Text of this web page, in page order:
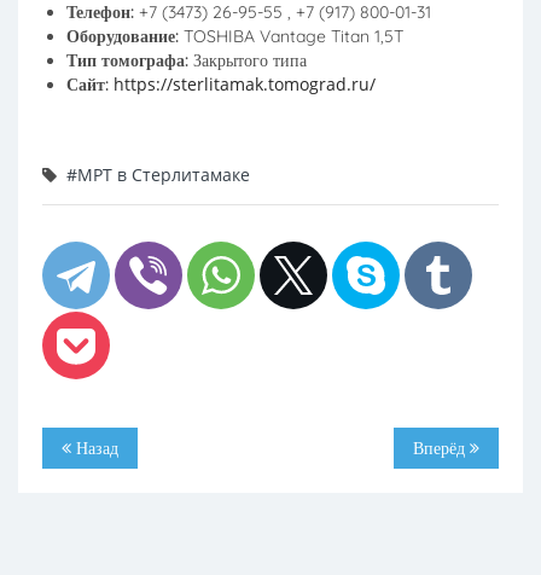
Телефон: +7 (3473) 26-95-55 , +7 (917) 800-01-31
Оборудование: TOSHIBA Vantage Titan 1,5T
Тип томографа: Закрытого типа
Сайт: https://sterlitamak.tomograd.ru/
#МРТ в Стерлитамаке
Назад Вперёд